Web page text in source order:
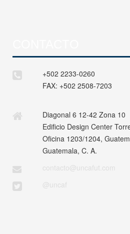
+502 2233-0260
FAX: +502 2508-7203
Diagonal 6 12-42 Zona 10
Edificio Design Center
Oficina 1203/1204,
Guatemala, C. A.
contacto@uncafut.com
@uncaf